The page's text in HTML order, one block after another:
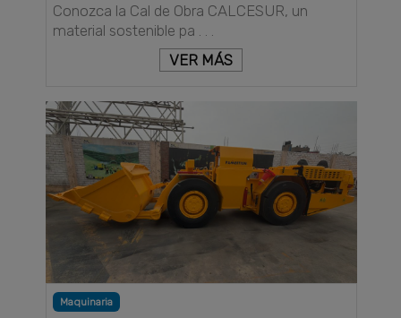
Conozca la Cal de Obra CALCESUR, un
material sostenible pa . . .
VER MÁS
Maquinaria